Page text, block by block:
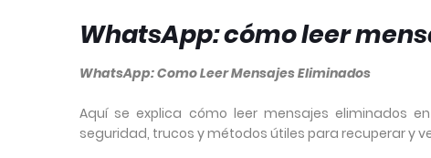
WhatsApp: cómo leer
WhatsApp: Como Leer Mensajes Eliminados
Aquí se explica cómo leer mensajes eliminados
seguridad, trucos y métodos útiles para recuperar y